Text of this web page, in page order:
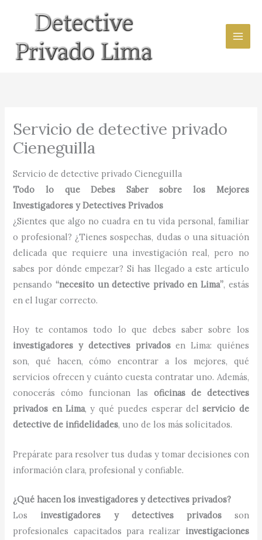
contenido
Servicio de detective privado
Cieneguilla
Servicio de detective privado Cieneguilla
Todo lo que Debes Saber sobre los Mejores
Investigadores y Detectives Privados
¿Sientes que algo no cuadra en tu vida personal, familiar
o profesional? ¿Tienes sospechas, dudas o una situación
delicada que requiere una investigación real, pero no
sabes por dónde empezar? Si has llegado a este artículo
pensando“necesito un detective privado en Lima”, estás
en el lugar correcto.
Hoy te contamos todo lo que debes saber sobre los
investigadores y detectives privadosen Lima: quiénes
son, qué hacen, cómo encontrar a los mejores, qué
servicios ofrecen y cuánto cuesta contratar uno. Además,
conocerás cómo funcionan las oficinas de detectives
privados en Lima, y qué puedes esperar delservicio de
detective de infidelidades, uno de los más solicitados.
Prepárate para resolver tus dudas y tomar decisiones con
información clara, profesional y confiable.
¿Qué hacen los investigadores y detectives privados?
Los investigadores y detectives privadosson
profesionales capacitados para realizar investigaciones